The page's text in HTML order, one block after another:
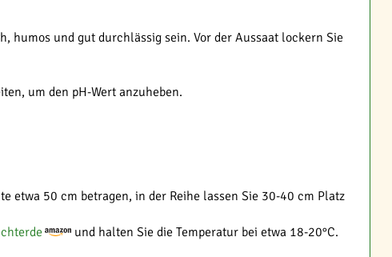
humos und gut durchlässig sein. Vor der Aussaat lockern Sie
um den pH-Wert anzuheben.
etwa 50 cm betragen, in der Reihe lassen Sie 30-40 cm Platz
und halten Sie die Temperatur bei etwa 18-20°C.